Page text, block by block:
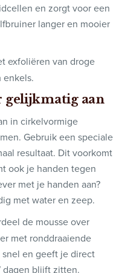
en zorgt voor een
langer en mooier
exfoliëren van droge
enkels.
gelijkmatig aan
in cirkelvormige
Gebruik een speciale
resultaat. Dit voorkomt
ook je handen tegen
met je handen aan?
met water en zeep.
de mousse over
met ronddraaiende
en geeft je direct
blijft zitten.